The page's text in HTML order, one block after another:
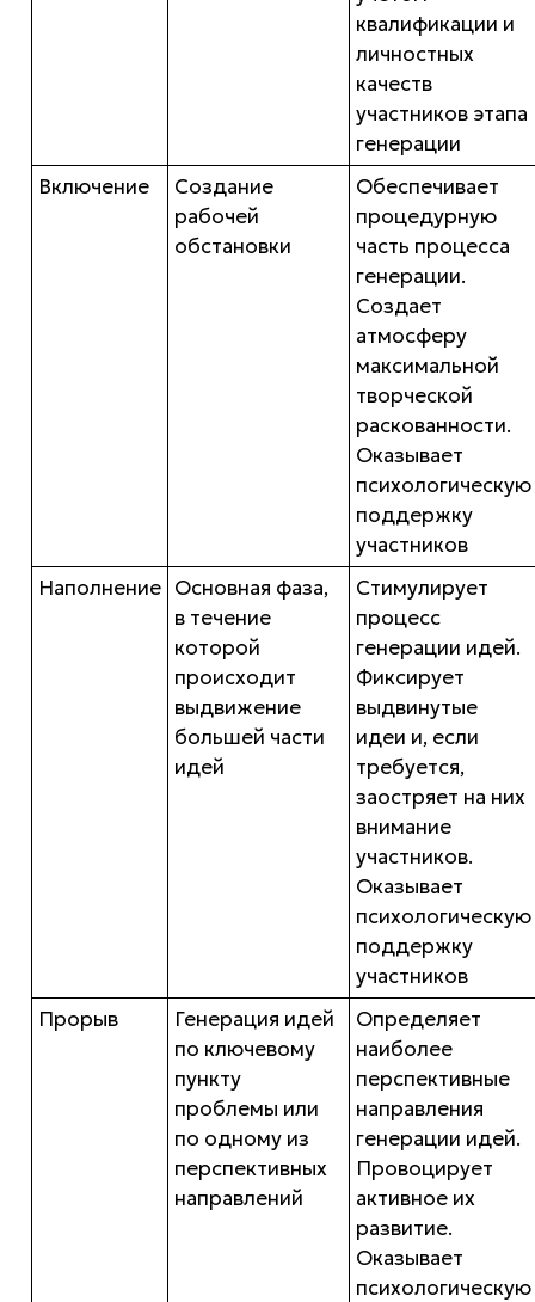
квалификации и
личностных
качеств
участников этапа
генерации
Включение
Создание
рабочей
обстановки
Обеспечивает
процедурную
часть процесса
генерации.
Создает
атмосферу
максимальной
творческой
раскованности.
Оказывает
психологическую
поддержку
участников
Наполнение Основная фаза,
в течение
которой
происходит
выдвижение
большей части
идей
Стимулирует
процесс
генерации идей.
Фиксирует
выдвинутые
идеи и, если
требуется,
заостряет на них
внимание
участников.
Оказывает
психологическую
поддержку
участников
Прорыв
Генерация идей
по ключевому
пункту
проблемы или
по одному из
перспективных
направлений
Определяет
наиболее
перспективные
направления
генерации идей.
Провоцирует
активное их
развитие.
Оказывает
психологическую